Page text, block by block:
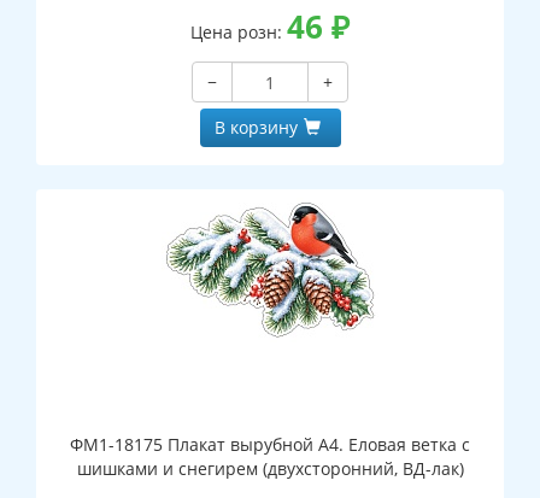
Цена розн: 46 ₽
−
+
В корзину
ФМ1-18175 Плакат вырубной А4. Еловая ветка с
шишками и снегирем (двухсторонний, ВД-лак)